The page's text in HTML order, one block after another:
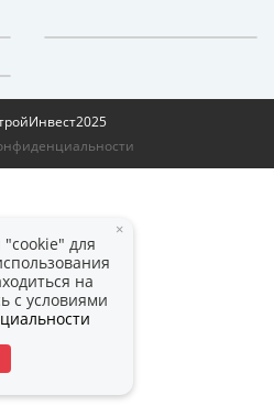
2025
×
для
на
с условиями